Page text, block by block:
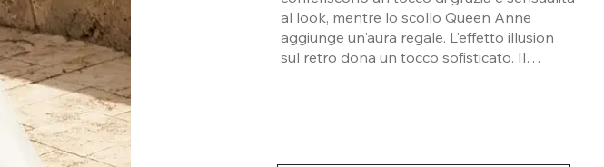
al look, mentre lo scollo Queen Anne
aggiunge un'aura regale. L'effetto illusion
sul retro dona un tocco sofisticato. Il